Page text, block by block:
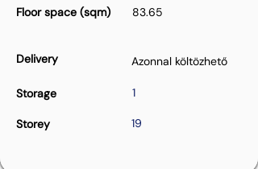
Floor space (sqm) 83.65
Delivery Azonnal költözhető
Storage 1
Storey 19